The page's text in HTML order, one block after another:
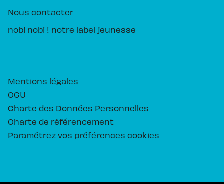
Nous contacter
nobi nobi ! notre label jeunesse
Mentions légales
CGU
Charte des Données Personnelles
Charte de référencement
Paramétrez vos préférences cookies